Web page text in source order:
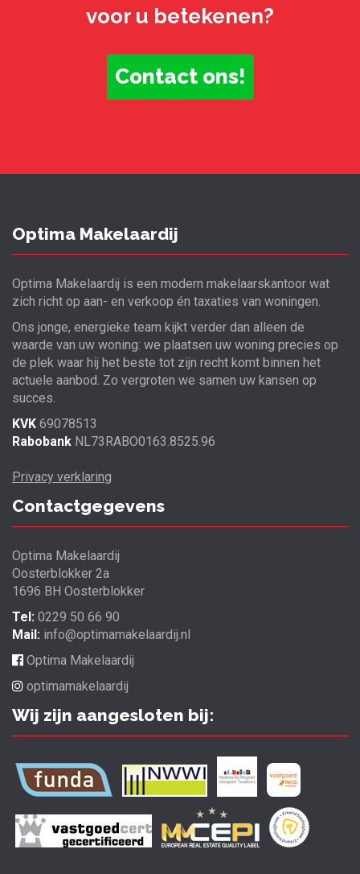
voor u betekenen?
Contact ons!
Optima Makelaardij
Optima Makelaardij is een modern makelaarskantoor wat
zich richt op aan- en verkoop én taxaties van woningen.
Ons jonge, energieke team kijkt verder dan alleen de
waarde van uw woning: we plaatsen uw woning precies op
de plek waar hij het beste tot zijn recht komt binnen het
actuele aanbod. Zo vergroten we samen uw kansen op
succes.
KVK 69078513
Rabobank NL73RABO0163.8525.96
Privacy verklaring
Contactgegevens
Optima Makelaardij
Oosterblokker 2a
1696 BH Oosterblokker
Tel: 0229 50 66 90
Mail: info@optimamakelaardij.nl
Optima Makelaardij
optimamakelaardij
Wij zijn aangesloten bij: